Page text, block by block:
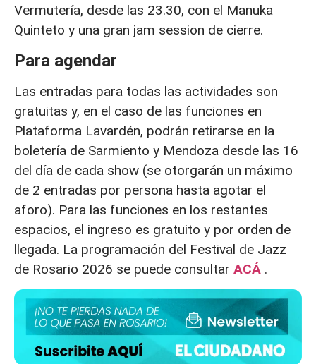
Vermutería, desde las 23.30, con el Manuka
Quinteto y una gran jam session de cierre.
Para agendar
Las entradas para todas las actividades son
gratuitas y, en el caso de las funciones en
Plataforma Lavardén, podrán retirarse en la
boletería de Sarmiento y Mendoza desde las 16
del día de cada show (se otorgarán un máximo
de 2 entradas por persona hasta agotar el
aforo). Para las funciones en los restantes
espacios, el ingreso es gratuito y por orden de
llegada. La programación del Festival de Jazz
de Rosario 2026 se puede consultar ACÁ .